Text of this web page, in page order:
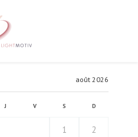
août 2026
J V S D
1 2